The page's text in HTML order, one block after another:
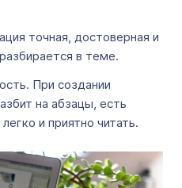
точная, достоверная и
в теме.
При создании
на абзацы, есть
и приятно читать.